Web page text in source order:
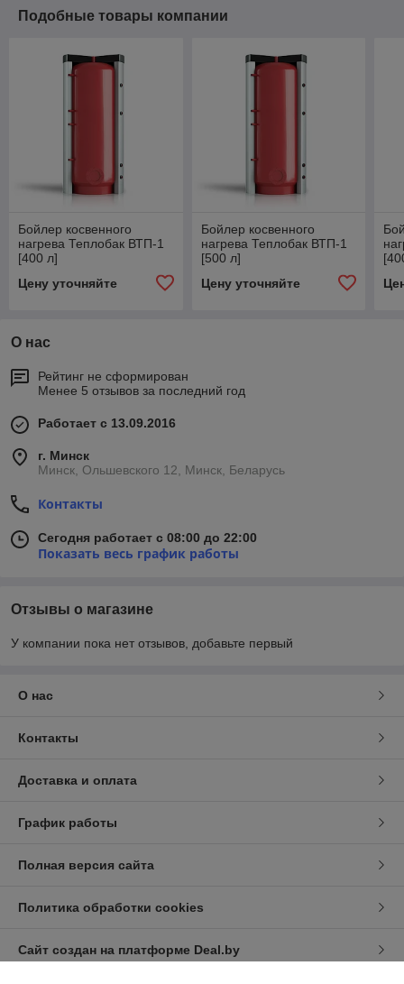
Подобные товары компании
Бойлер косвенного
нагрева Теплобак ВТП-1
[400 л]
Цену уточняйте
Бойлер косвенного
нагрева Теплобак ВТП-1
[500 л]
Цену уточняйте
О нас
Рейтинг не сформирован
Менее 5 отзывов за последний год
Работает с 13.09.2016
г. Минск
Минск, Ольшевского 12, Минск, Беларусь
Контакты
Сегодня работает с 08:00 до 22:00
Показать весь график работы
Отзывы о магазине
У компании пока нет отзывов, добавьте первый
О нас
Контакты
Доставка и оплата
График работы
Полная версия сайта
Политика обработки cookies
Сайт создан на платформе Deal.by